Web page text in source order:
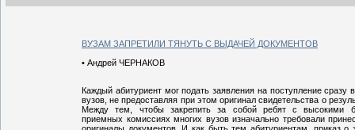
ВУЗАМ ЗАПРЕТИЛИ ТЯНУТЬ С ВЫДАЧЕЙ ДОКУМЕНТОВ
• Андрей ЧЕРНАКОВ
Каждый абитуриент мог подать заявления на поступление сразу
вузов, не предоставляя при этом оригинал свидетельства о
Между тем, чтобы закрепить за собой ребят с высокими
приемных комиссиях многих вузов изначально требовали
оригиналы документов. И как быть тем абитуриентам, приказ о